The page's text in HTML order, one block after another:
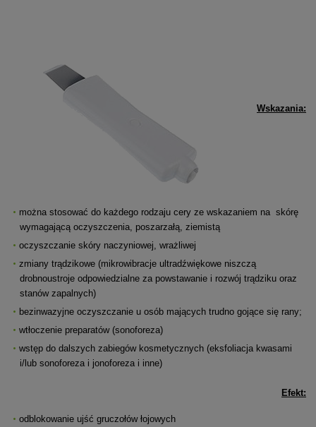
Wskazania:
można stosować do każdego rodzaju cery ze wskazaniem na skórę
wymagającą oczyszczenia, poszarzałą, ziemistą
oczyszczanie skóry naczyniowej, wrażliwej
zmiany trądzikowe (mikrowibracje ultradźwiękowe niszczą
drobnoustroje odpowiedzialne za powstawanie i rozwój trądziku oraz
stanów zapalnych)
bezinwazyjne oczyszczanie u osób mających trudno gojące się rany;
wtłoczenie preparatów (sonoforeza)
wstęp do dalszych zabiegów kosmetycznych (eksfoliacja kwasami
i/lub sonoforeza i jonoforeza i inne)
Efekt:
odblokowanie ujść gruczołów łojowych